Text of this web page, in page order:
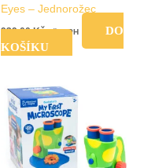
Eyes – Jednorožec
939,00Kč vč. DPH
DO
KOŠÍKU